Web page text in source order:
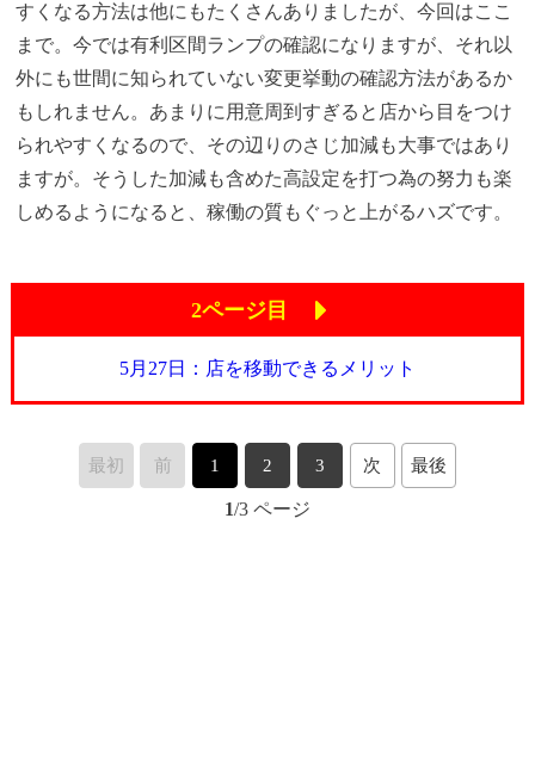
すくなる方法は他にもたくさんありましたが、今回はここ
まで。今では有利区間ランプの確認になりますが、それ以
外にも世間に知られていない変更挙動の確認方法があるか
もしれません。あまりに用意周到すぎると店から目をつけ
られやすくなるので、その辺りのさじ加減も大事ではあり
ますが。そうした加減も含めた高設定を打つ為の努力も楽
しめるようになると、稼働の質もぐっと上がるハズです。
2ページ目
5月27日：店を移動できるメリット
最初 前 1 2 3 次 最後
1/3 ページ